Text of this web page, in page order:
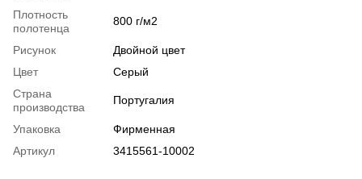
Плотность
полотенца
800 г/м2
Рисунок
Двойной цвет
Цвет
Серый
Страна
производства
Португалия
Упаковка
Фирменная
Артикул
3415561-10002